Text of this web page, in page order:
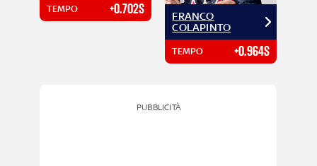
TEMPO +0.702S
FRANCO
COLAPINTO
TEMPO +0.964S
PUBBLICITÀ